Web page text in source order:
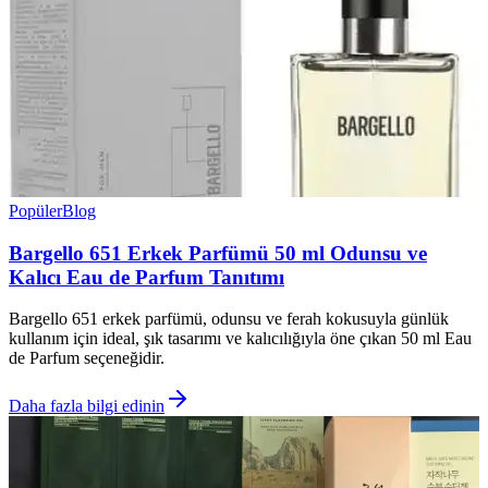
PopülerBlog
Bargello 651 Erkek Parfümü 50 ml Odunsu ve
Kalıcı Eau de Parfum Tanıtımı
Bargello 651 erkek parfümü, odunsu ve ferah kokusuyla günlük
kullanım için ideal, şık tasarımı ve kalıcılığıyla öne çıkan 50 ml Eau
de Parfum seçeneğidir.
Daha fazla bilgi edinin